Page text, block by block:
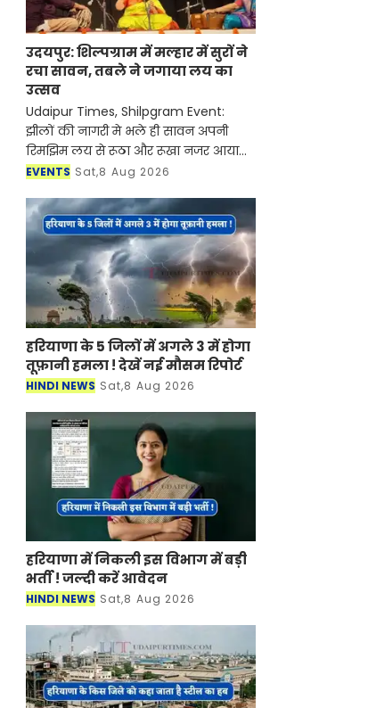
उदयपुर: शिल्पग्राम में मल्हार में सुरों ने
रचा सावन, तबले ने जगाया लय का
उत्सव
Udaipur Times, Shilpgram Event:
झीलों की नागरी मे भले ही सावन अपनी
रिमझिम लय से रूठा और रूखा नजर आया
लेकिन शिल्पग्राम स्थित दर्पण सभागार मे
थी। जिसमें कहीं राग म
EVENTS Sat,8 Aug 2026
हरियाणा के 5 जिलों में अगले 3 में होगा
तूफ़ानी हमला ! देखें नई मौसम रिपोर्ट
HINDI NEWS Sat,8 Aug 2026
हरियाणा में निकली इस विभाग में बड़ी
भर्ती ! जल्दी करें आवेदन
HINDI NEWS Sat,8 Aug 2026